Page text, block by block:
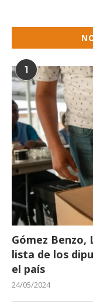
1
Gómez Benzo,
lista de los
el país
24/05/2024